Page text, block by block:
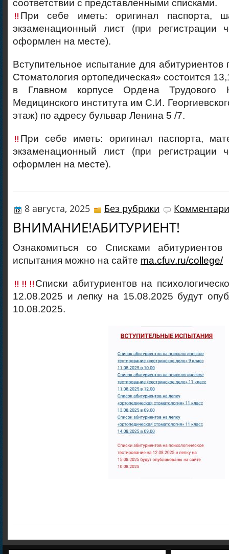
соответствии с представленными списками.
При себе иметь: оригинал паспорта,
экзаменационный лист (при регистрации
оформлен на месте).
Вступительное испытание для абитуриентов
Стоматология ортопедическая» состоится
в Главном корпусе Ордена Трудового
Медицинского института им С.И.
этаж) по адресу бульвар Ленина 5 /7.
При себе иметь: оригинал паспорта,
экзаменационный лист (при регистрации
оформлен на месте).
8 августа, 2025 Без рубрики
ВНИМАНИЕ!АБИТУРИЕНТ!
Ознакомиться со Списками абитуриентов
испытания можно на сайте ma.cfuv.ru/college/
Списки абитуриентов на
12.08.2025 и лепку на 15.08.2025 будут
10.08.2025.